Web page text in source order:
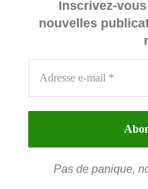
Inscrivez-
nouvelles
Pas de panique,